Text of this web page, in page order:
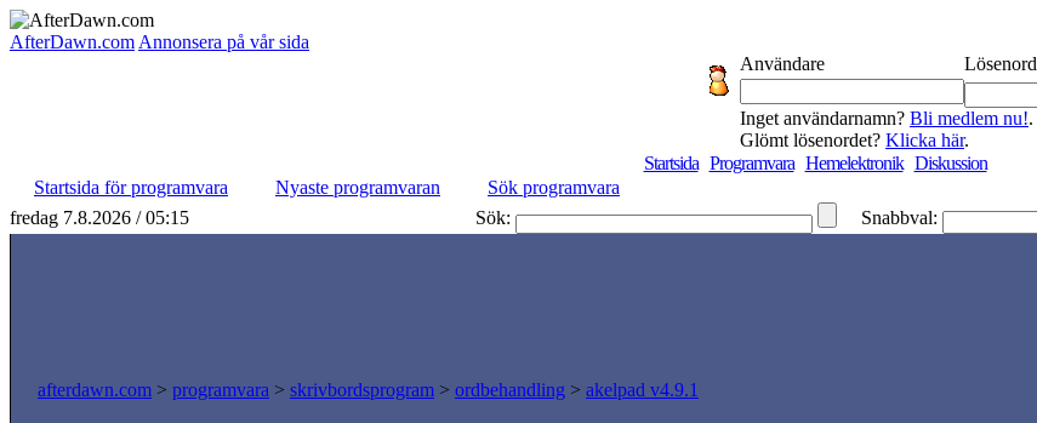
AfterDawn.com Annonsera på vår sida
Användare
Lösenord
Inget användarnamn? Bli medlem nu!.
Glömt lösenordet? Klicka här.
Startsida Programvara Hemelektronik Diskussion
Startsida för programvara
Nyaste programvaran
Sök programvara
fredag 7.8.2026 / 05:15
Sök: Snabbval:
afterdawn.com > programvara > skrivbordsprogram > ordbehandling > akelpad v4.9.1